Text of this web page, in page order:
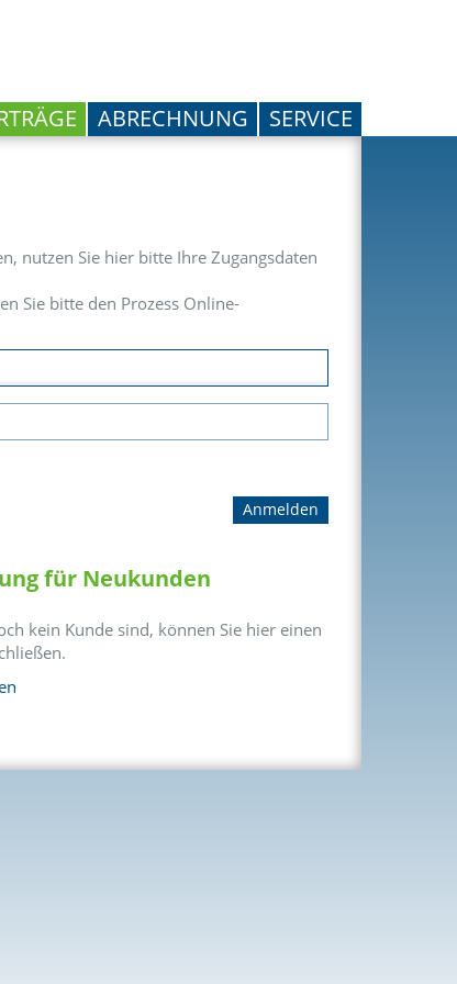
ABRECHNUNG SERVICE
nutzen Sie hier bitte Ihre Zugangsdaten
Sie bitte den Prozess Online-
für Neukunden
kein Kunde sind, können Sie hier einen